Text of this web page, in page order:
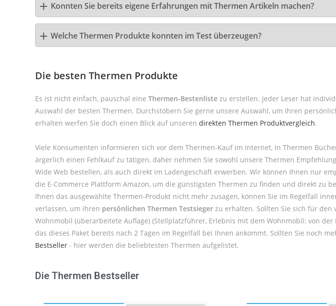
Konnten Sie bereits eigene Erfahrungen mit Thermen Artikeln machen?
Welche Thermen Produkte konnten im Test überzeugen?
Die besten Thermen Produkte
Es ist nicht einfach, pauschal eine Thermen-Bestenliste zu erstellen. Jeder Leser hat
Auswahl der besten Thermen. Durchstöbern Sie gerne unsere Auswahl, um Ihren
erhalten werfen Sie doch einen Blick auf unseren direkten Thermen Produktvergleich.
Viele Konsumenten informieren sich vor dem Thermen-Kauf im Internet, in Thermen
ärgerlich einen Fehlkauf zu tätigen, daher nehmen Sie sowohl unsere Thermen
Wide Web bestellen, als auch direkt im Ladengeschäft erwerben. Wir können Ihnen nur
die E-Commerce Plattform Amazon, um die günstigsten Thermen zu finden und direkt zu
Ihnen das ausgewählte Thermen-Produkt nicht mehr zusagen, können Sie im Regelfall
verlassen, um ihren persönlichen Thermen Testsieger zu erhalten. Sollten Sie sich für den
Wohnmobil (überarbeitete Auflage) (Stellplatzführer, Erlebnis mit dem Wohnmobil: von
das dieses Paket bereits nach 2 Tagen im Regelfall bei Ihnen ankommt. Sollten Sie noch
Bestseller - hier werden die beliebtesten Thermen aufgelistet.
Die Thermen Bestseller